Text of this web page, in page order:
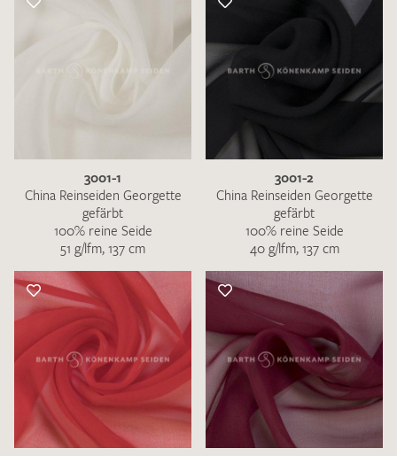
3001-1
China Reinseiden Georgette
gefärbt
100% reine Seide
51 g/lfm, 137 cm
3001-2
China Reinseiden Georgette
gefärbt
100% reine Seide
40 g/lfm, 137 cm